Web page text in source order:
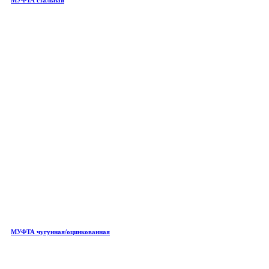
МУФТА чугунная/оцинкованная